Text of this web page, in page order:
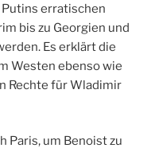
erratischen
bis zu Georgien und
Es erklärt die
Westen ebenso wie
Rechte für Wladimir
Paris, um Benoist zu